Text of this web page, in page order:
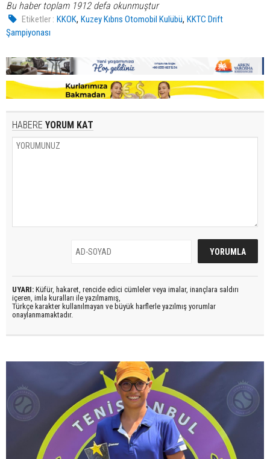
Bu haber toplam 1912 defa okunmuştur
Etiketler : KKOK,Kuzey Kıbrıs Otomobil Kulübü,KKTC Drift
Şampiyonası
HABERE YORUM KAT
UYARI: Küfür, hakaret, rencide edici cümleler veya imalar, inançlara saldırı
içeren, imla kuralları ile yazılmamış,
Türkçe karakter kullanılmayan ve büyük harflerle yazılmış yorumlar
onaylanmamaktadır.